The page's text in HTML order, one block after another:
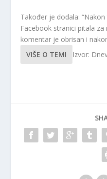
Također je dodala:
Facebook stranici pitala
komentar je obrisan i
VIŠE O TEMI
Izvor: